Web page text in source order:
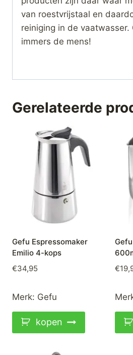
van roestvrijstaal en
reiniging in de vaatwasser.
immers de mens!
Gerelateerde
Gefu Espressomaker
Emilio 4-kops
€34,95
Merk: Gefu
kopen
€